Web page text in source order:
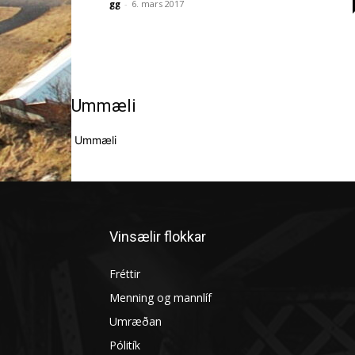
gg - 6. mars 2017
Ummæli
Ummæli
Vinsælir flokkar
Fréttir
Menning og mannlíf
Umræðan
Pólitík